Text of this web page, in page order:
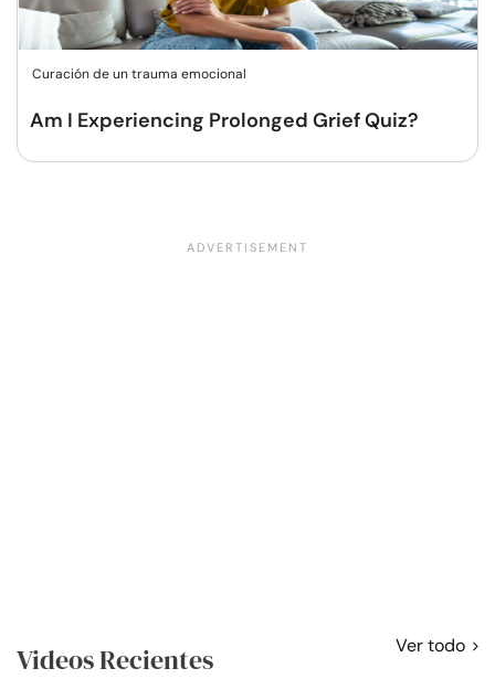
Curación de un trauma emocional
Am I Experiencing Prolonged Grief Quiz?
Videos Recientes Ver todo